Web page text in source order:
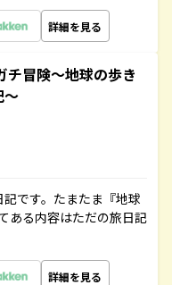
詳細を見る
チ冒険～地球の歩き
～
です。たまたま『地球
ある内容はただの旅日記
詳細を見る